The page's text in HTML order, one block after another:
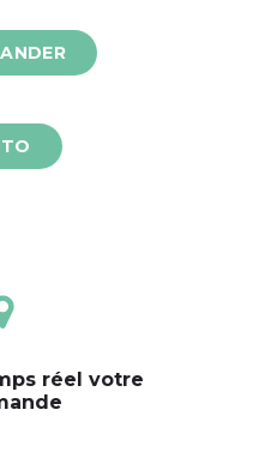
réel votre